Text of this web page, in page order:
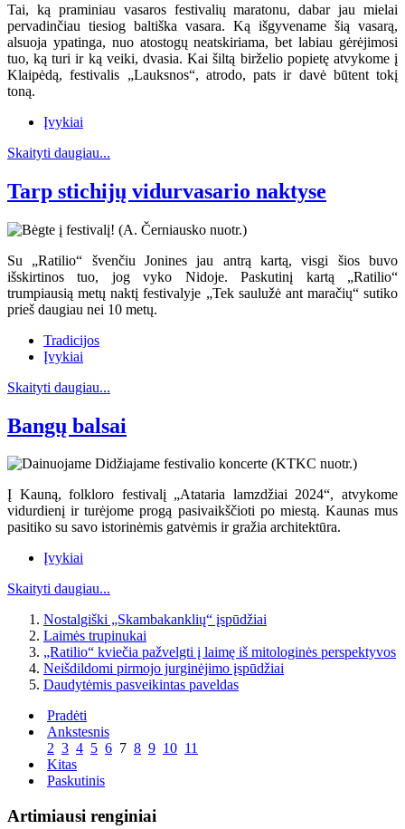
Tai, ką praminiau vasaros festivalių maratonu, dabar jau mielai
pervadinčiau tiesiog baltiška vasara. Ką išgyvename šią vasarą,
alsuoja ypatinga, nuo atostogų neatskiriama, bet labiau gėrėjimosi
tuo, ką turi ir ką veiki, dvasia. Kai šiltą birželio popietę atvykome į
Klaipėdą, festivalis „Lauksnos“, atrodo, pats ir davė būtent tokį
toną.
Įvykiai
Skaityti daugiau...
Tarp stichijų vidurvasario naktyse
Su „Ratilio“ švenčiu Jonines jau antrą kartą, visgi šios buvo
išskirtinos tuo, jog vyko Nidoje. Paskutinį kartą „Ratilio“
trumpiausią metų naktį festivalyje „Tek saulužė ant maračių“ sutiko
prieš daugiau nei 10 metų.
Tradicijos
Įvykiai
Skaityti daugiau...
Bangų balsai
Į Kauną, folkloro festivalį „Atataria lamzdžiai 2024“, atvykome
vidurdienį ir turėjome progą pasivaikščioti po miestą. Kaunas mus
pasitiko su savo istorinėmis gatvėmis ir gražia architektūra.
Įvykiai
Skaityti daugiau...
Nostalgiški „Skambakanklių“ įspūdžiai
Laimės trupinukai
„Ratilio“ kviečia pažvelgti į laimę iš mitologinės perspektyvos
Neišdildomi pirmojo jurginėjimo įspūdžiai
Daudytėmis pasveikintas paveldas
Pradėti
Ankstesnis
2 3 4 5 6 7 8 9 10 11
Kitas
Paskutinis
Artimiausi renginiai